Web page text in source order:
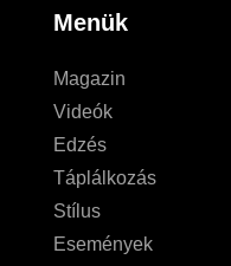
Menük
Magazin
Videók
Edzés
Táplálkozás
Stílus
Események